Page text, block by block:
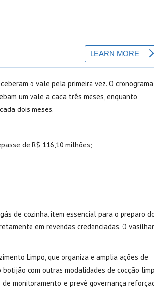
o vale pela primeira vez. O
um vale a cada três meses, enquanto
dois meses.
de R$ 116,10 milhões;
de cozinha, item essencial para o preparo
em revendas credenciadas. O
Limpo, que organiza e amplia ações de
com outras modalidades de cocção
monitoramento, e prevê governança